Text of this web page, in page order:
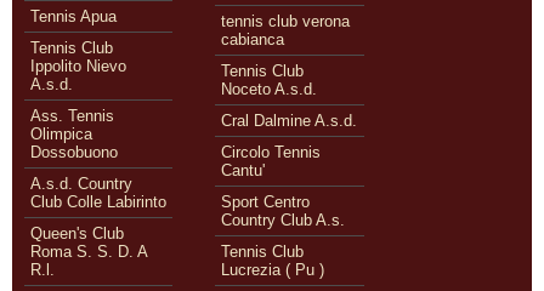
Tennis Apua
Tennis Club
Ippolito Nievo
A.s.d.
Ass. Tennis
Olimpica
Dossobuono
A.s.d. Country
Club Colle Labirinto
Queen's Club
Roma S. S. D. A
R.l.
tennis club verona
cabianca
Tennis Club
Noceto A.s.d.
Cral Dalmine A.s.d.
Circolo Tennis
Cantu'
Sport Centro
Country Club A.s.
Tennis Club
Lucrezia ( Pu )